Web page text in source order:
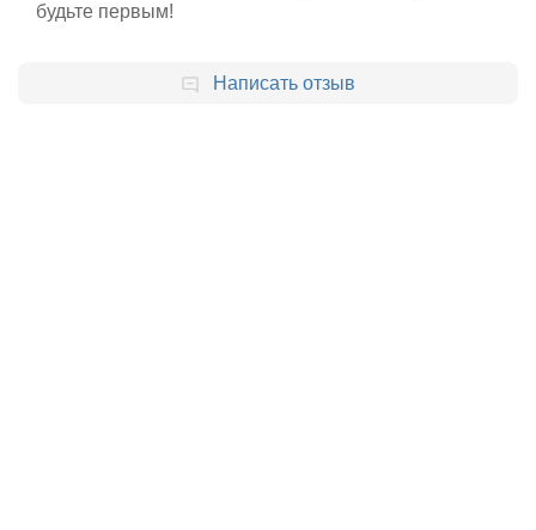
будьте первым!
Написать отзыв